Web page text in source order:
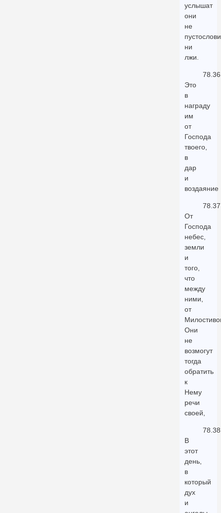
услышат
они
не
ни
лжи.
78.36
Это
в
награду
им
от
Господа
твоего,
в
дар
и
воздаяние
78.37
От
Господа
небес,
земли
и
того,
что
между
ними,
от
Они
не
возмогут
тогда
обратить
к
Нему
речи
своей,
78.38
В
этот
день,
в
который
дух
и